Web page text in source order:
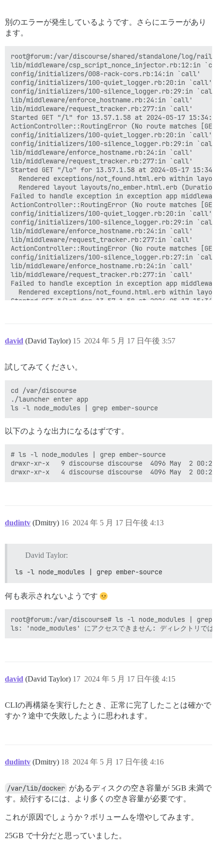
lib/middleware/omniauth_bypass_middleware.rb:64:in
lib/content_security_policy/middleware.rb:12:in
lib/middleware/anonymous_cache.rb:391:in `call'
config/initializers/008-rack-cors.rb:14:in `call'
config/initializers/100-quiet_logger.rb:20:in `call'
config/initializers/100-silence_logger.rb:29:in
lib/middleware/enforce_hostname.rb:24:in `call'
lib/middleware/request_tracker.rb:277:in `call'
start
done
Started GET "/" for 90.240.110.180 at 2024-05-17
NoMethodError (undefined method `custom_homepage'
lib/homepage_helper.rb:5:in `resolve'
lib/homepage_constraint.rb:12:in `matches?'
lib/middleware/omniauth_bypass_middleware.rb:64:in
lib/content_security_policy/middleware.rb:12:in
lib/middleware/anonymous_cache.rb:391:in `call'
lib/middleware/csp_script_nonce_injector.rb:12:in
config/initializers/008-rack-cors.rb:14:in `call'
config/initializers/100-quiet_logger.rb:20:in `call'
config/initializers/100-silence_logger.rb:29:in
lib/middleware/enforce_hostname.rb:24:in `call'
別のエラーが発生しているようです。さらにエラーがあり
ます。
root@forum:/var/discourse/shared/standalone/log/
lib/middleware/csp_script_nonce_injector.rb:12:in
config/initializers/008-rack-cors.rb:14:in `call'
config/initializers/100-quiet_logger.rb:20:in `call'
config/initializers/100-silence_logger.rb:29:in
lib/middleware/enforce_hostname.rb:24:in `call'
lib/middleware/request_tracker.rb:277:in `call'
Started GET "/l" for 13.57.1.58 at 2024-05-17
ActionController::RoutingError (No route matches
config/initializers/100-quiet_logger.rb:20:in `call'
config/initializers/100-silence_logger.rb:29:in
lib/middleware/enforce_hostname.rb:24:in `call'
lib/middleware/request_tracker.rb:277:in `call'
Started GET "/lo" for 13.57.1.58 at 2024-05-17
Rendered exceptions/not_found.html.erb within
Rendered layout layouts/no_ember.html.erb
Failed to handle exception in exception app
ActionController::RoutingError (No route matches
config/initializers/100-quiet_logger.rb:20:in `call'
config/initializers/100-silence_logger.rb:29:in
lib/middleware/enforce_hostname.rb:24:in `call'
lib/middleware/request_tracker.rb:277:in `call'
ActionController::RoutingError (No route matches
config/initializers/100-silence_logger.rb:27:in
lib/middleware/enforce_hostname.rb:24:in `call'
lib/middleware/request_tracker.rb:277:in `call'
Failed to handle exception in exception app
Rendered exceptions/not_found.html.erb within
Started GET "/lo" for 13.57.1.58 at 2024-05-17
lib/middleware/enforce_hostname.rb:24:in `call'
lib/middleware/request_tracker.rb:277:in `call'
Rendered layout layouts/no_ember.html.erb
Failed to handle exception in exception app
Failed to handle exception in exception app
Started GET "/log" for 13.57.1.58 at 2024-05-17
ActionController::RoutingError (No route matches
config/initializers/100-quiet_logger.rb:20:in `call'
lib/middleware/enforce_hostname.rb:24:in `call'
Rendered exceptions/not_found.html.erb within
Rendered layout layouts/no_ember.html.erb
Failed to handle exception in exception app
Started GET "/" for 143.178.246.7 at 2024-05-17
lib/content_security_policy/middleware.rb:12:in
lib/middleware/anonymous_cache.rb:391:in `call'
config/initializers/100-quiet_logger.rb:20:in `call'
lib/middleware/enforce_hostname.rb:24:in `call'
david (David Taylor) 2024 年 5 月 17 日午後 3:57
15
試してみてください。
cd /var/discourse
./launcher enter app
以下のような出力になるはずです。
# ls -l node_modules | grep ember-source
drwxr-xr-x   9 discourse discourse  4096 May  2 00:23
dudintv (Dmitry) 2024 年 5 月 17 日午後 4:13
16
David Taylor:
ls -l node_modules | grep ember-source
何も表示されないようです
root@forum:/var/discourse# ls -l node_modules | grep
david (David Taylor) 2024 年 5 月 17 日午後 4:15
17
CLIの再構築を実行したとき、正常に完了したことは確かで
すか？途中で失敗したように思われます。
dudintv (Dmitry) 2024 年 5 月 17 日午後 4:16
18
/var/lib/docker があるディスクの空き容量が 5GB 未満で
す。続行するには、より多くの空き容量が必要です。
これが原因でしょうか？ボリュームを増やしてみます。
25GB で十分だと思っていました。